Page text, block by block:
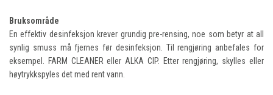
Bruksområde
En effektiv desinfeksjon krever grundig pre-rensing, noe som betyr at all
synlig smuss må fjernes før desinfeksjon. Til rengjøring anbefales for
eksempel. FARM CLEANER eller ALKA CIP. Etter rengjøring, skylles eller
høytrykkspyles det med rent vann.